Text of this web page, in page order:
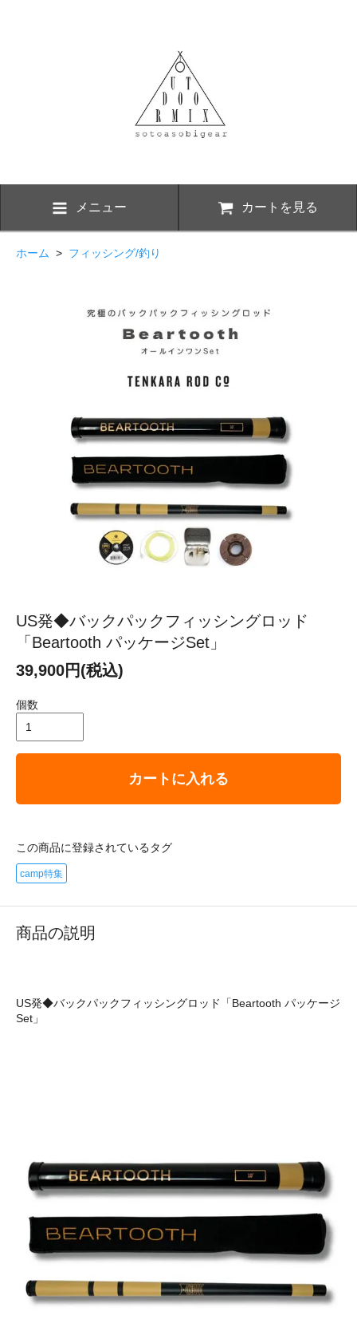
メニュー カートを見る
ホーム > フィッシング/釣り
US発◆バックパックフィッシングロッド
「Beartooth パッケージSet」
39,900円(税込)
個数
カートに入れる
この商品に登録されているタグ
camp特集
商品の説明
US発◆バックパックフィッシングロッド「Beartooth パッケージ
Set」